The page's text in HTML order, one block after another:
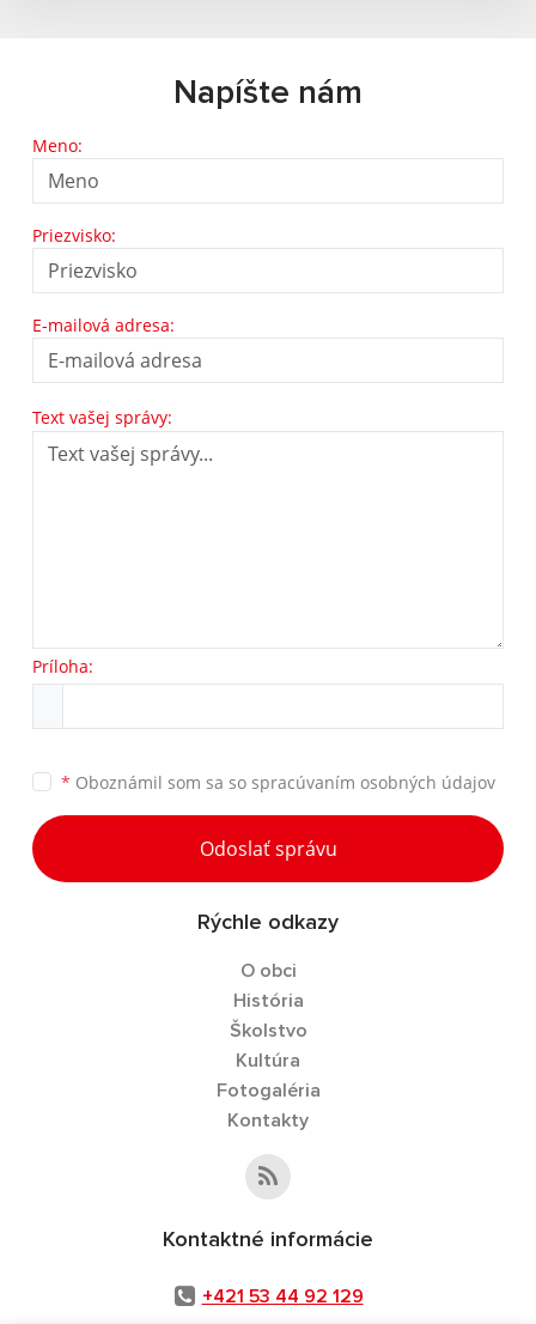
Napíšte nám
Meno:
Priezvisko:
E-mailová adresa:
Text vašej správy:
Príloha:
* Oboznámil som sa so spracúvaním osobných údajov
Odoslať správu
Rýchle odkazy
O obci
História
Školstvo
Kultúra
Fotogaléria
Kontakty
Kontaktné informácie
+421 53 44 92 129